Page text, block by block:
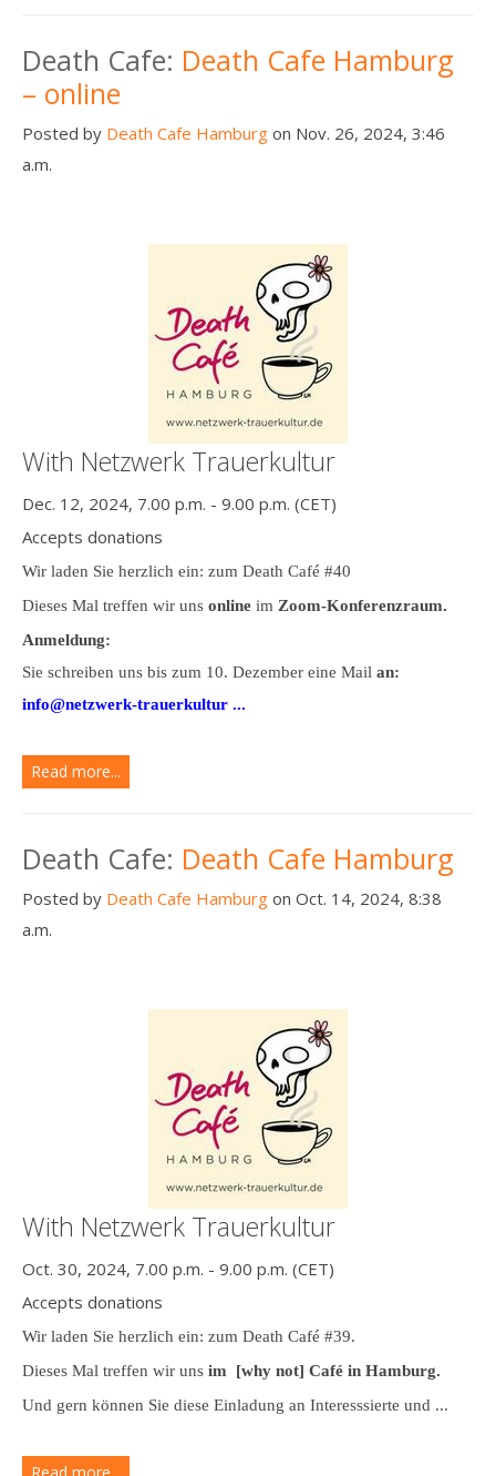
Death Cafe: Death Cafe Hamburg
– online
Posted by Death Cafe Hamburg on Nov. 26, 2024, 3:46
a.m.
With Netzwerk Trauerkultur
Dec. 12, 2024, 7.00 p.m. - 9.00 p.m. (CET)
Accepts donations
Wir laden Sie herzlich ein: zum Death Café #40
Dieses Mal treffen wir uns online im Zoom-Konferenzraum.
Anmeldung:
Sie schreiben uns bis zum 10. Dezember eine Mail an:
info@netzwerk-trauerkultur ...
Read more...
Death Cafe: Death Cafe Hamburg
Posted by Death Cafe Hamburg on Oct. 14, 2024, 8:38
a.m.
With Netzwerk Trauerkultur
Oct. 30, 2024, 7.00 p.m. - 9.00 p.m. (CET)
Accepts donations
Wir laden Sie herzlich ein: zum Death Café #39.
Dieses Mal treffen wir uns im [why not] Café in Hamburg.
Und gern können Sie diese Einladung an Interesssierte und ...